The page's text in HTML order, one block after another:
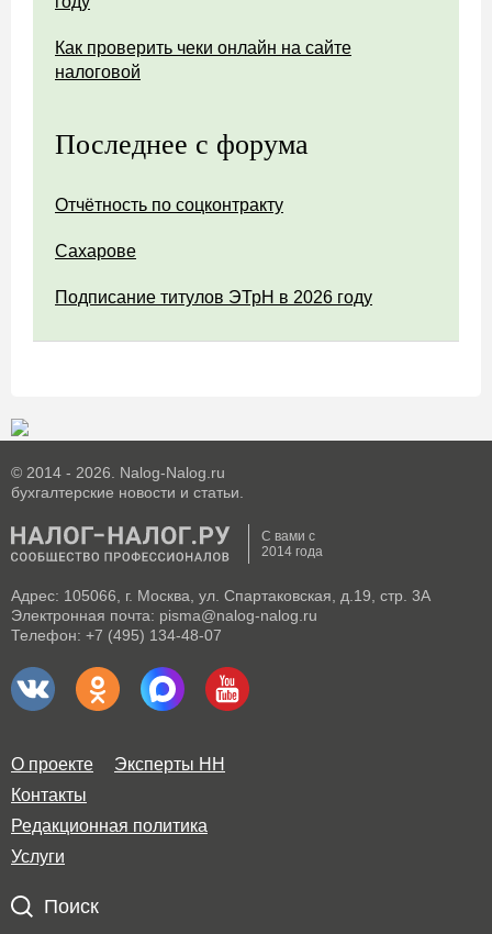
Как проверить чеки онлайн на сайте
налоговой
Последнее с форума
Отчётность по соцконтракту
Сахарове
Подписание титулов ЭТрН в 2026 году
© 2014 - 2026. Nalog-Nalog.ru
бухгалтерские новости и статьи.
С вами с
2014 года
Адрес: 105066, г. Москва, ул. Спартаковская, д.19, стр. 3А
Электронная почта: pisma@nalog-nalog.ru
Телефон: +7 (495) 134-48-07
О проекте
Эксперты НН
Контакты
Редакционная политика
Услуги
Поиск